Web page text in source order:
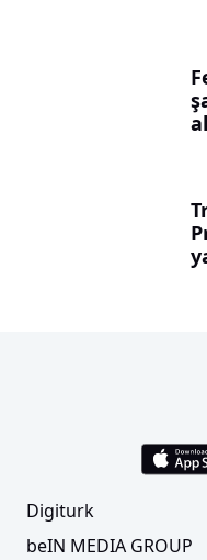
Digiturk
beIN MEDIA GROUP